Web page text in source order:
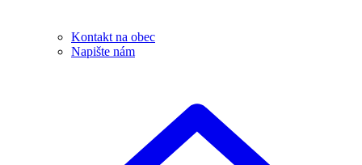
Kontakt na obec
Napište nám